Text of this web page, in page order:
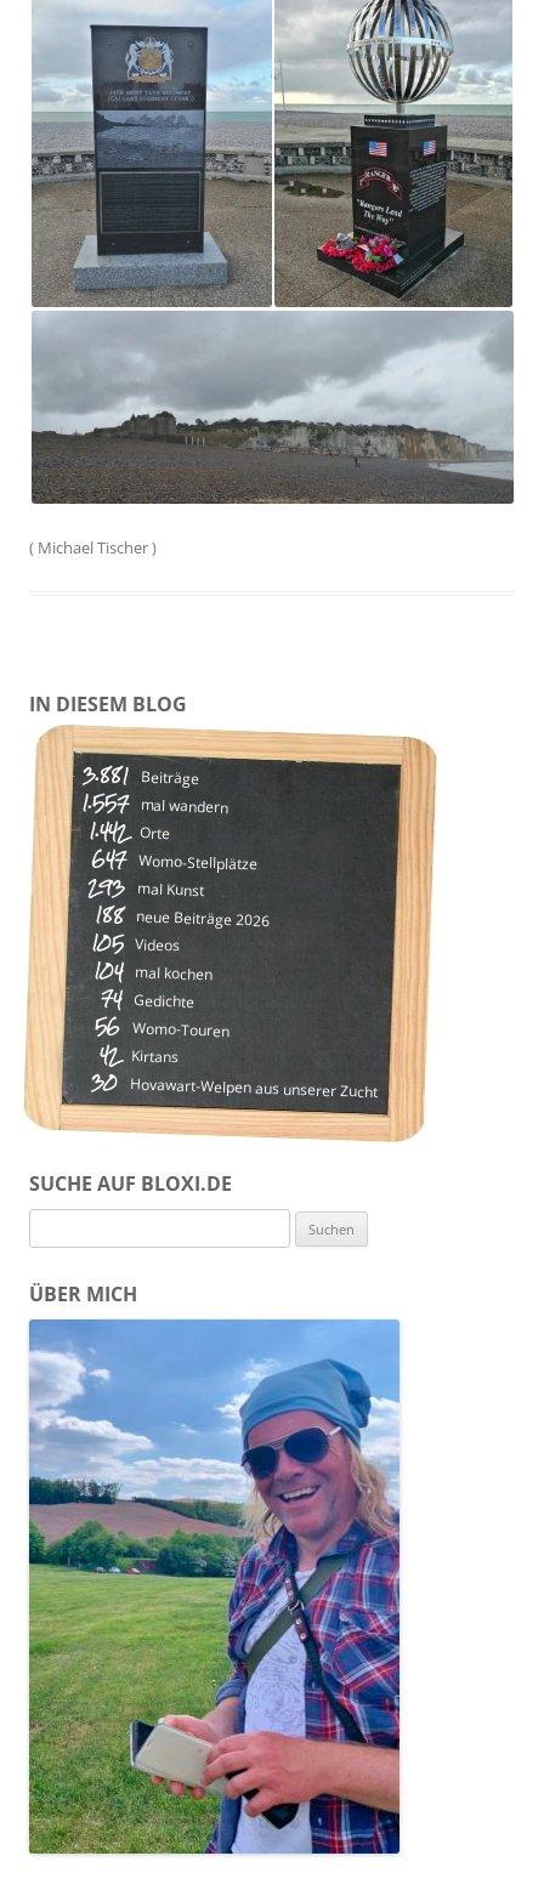
( Michael Tischer)
IN DIESEM BLOG
3.881 Beiträge
1.557 mal wandern
1.442 Orte
647 Womo-Stellplätze
293 mal Kunst
188 neue Beiträge 2026
105 Videos
104 mal kochen
74 Gedichte
56 Womo-Touren
42 Kirtans
30 Hovawart-Welpen aus unserer Zucht
SUCHE AUF BLOXI.DE
nach:
ÜBER MICH